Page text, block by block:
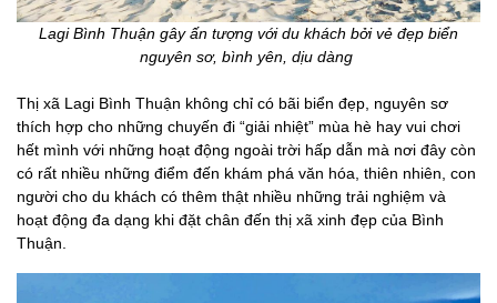
Lagi Bình Thuận gây ấn tượng với du khách bởi vẻ đẹp biển
nguyên sơ, bình yên, dịu dàng
Thị xã Lagi Bình Thuận không chỉ có bãi biển đẹp, nguyên sơ
thích hợp cho những chuyến đi “giải nhiệt” mùa hè hay vui chơi
hết mình với những hoạt động ngoài trời hấp dẫn mà nơi đây còn
có rất nhiều những điểm đến khám phá văn hóa, thiên nhiên, con
người cho du khách có thêm thật nhiều những trải nghiệm và
hoạt động đa dạng khi đặt chân đến thị xã xinh đẹp của Bình
Thuận.